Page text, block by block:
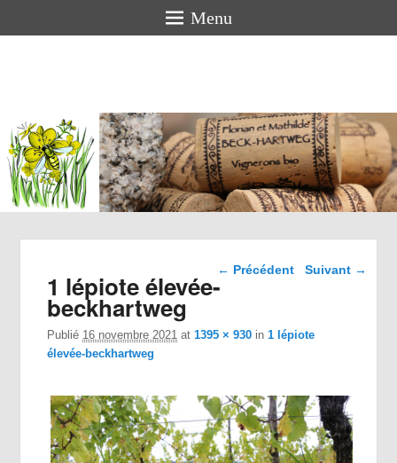
Menu
BECK-
HARTWEG
Vigneron bio en Alsace
Navigation dans les
← Précédent Suivant →
1 lépiote élevée-
beckhartweg
Publié 16 novembre 2021 at1395 × 930 in1 lépiote
élevée-beckhartweg